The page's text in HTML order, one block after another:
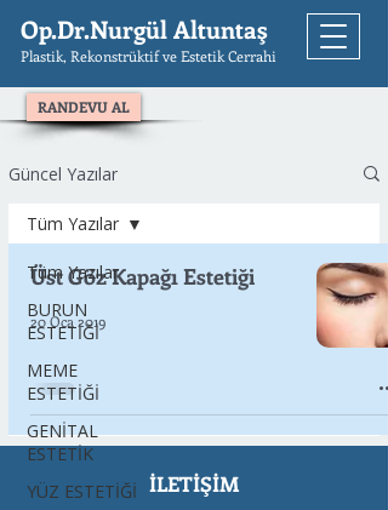
Op.Dr.Nurgül Altuntaş
Plastik, Rekonstrüktif ve Estetik Cerrahi
RANDEVU AL
Güncel Yazılar
Tüm Yazılar
BURUN
ESTETİĞİ
MEME
ESTETİĞİ
GENİTAL
ESTETİK
YÜZ ESTETİĞİ
Tüm Yazılar
Üst Göz Kapağı Estetiği
20 Oca 2019
İLETİŞİM